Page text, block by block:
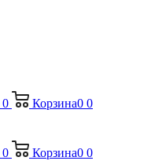
0 Корзина0 0
0 Корзина0 0